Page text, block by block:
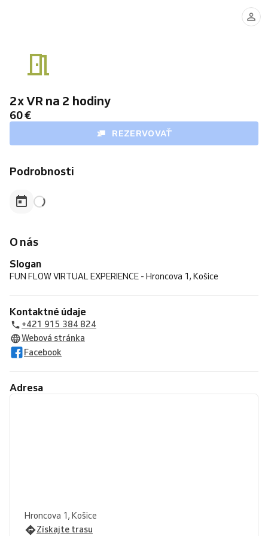
2x VR na 2 hodiny
60 €
REZERVOVAŤ
Podrobnosti
O nás
Slogan
FUN FLOW VIRTUAL EXPERIENCE - Hroncova 1, Košice
Kontaktné údaje
+421 915 384 824
Webová stránka
Facebook
Adresa
Hroncova 1, Košice
Získajte trasu